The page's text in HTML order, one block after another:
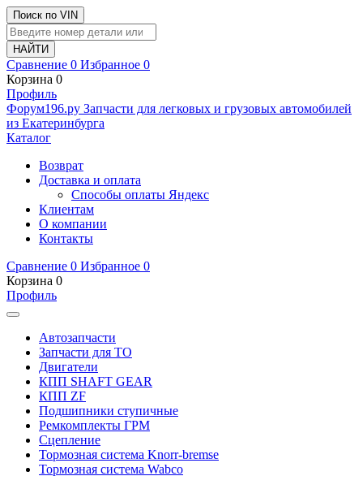
Поиск по VIN
Сравнение 0 Избранное 0
Корзина 0
Профиль
Фoрум196.ру Запчасти для легковых и грузовых автомобилей
из Екатеринбурга
Каталог
Возврат
Доставка и оплата
Способы оплаты Яндекс
Клиентам
О компании
Контакты
Сравнение 0 Избранное 0
Корзина 0
Профиль
Автозапчасти
Запчасти для ТО
Двигатели
КПП SHAFT GEAR
КПП ZF
Подшипники ступичные
Ремкомплекты ГРМ
Сцепление
Тормозная система Knorr-bremse
Тормозная система Wabco